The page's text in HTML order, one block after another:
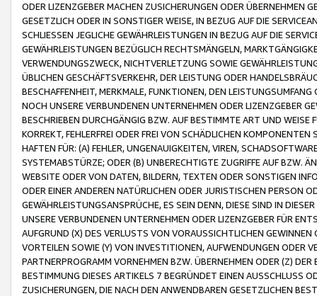
ODER LIZENZGEBER MACHEN ZUSICHERUNGEN ODER ÜBERNEHMEN
GESETZLICH ODER IN SONSTIGER WEISE, IN BEZUG AUF DIE
SCHLIESSEN JEGLICHE GEWÄHRLEISTUNGEN IN BEZUG AUF DIE
GEWÄHRLEISTUNGEN BEZÜGLICH RECHTSMÄNGELN,
VERWENDUNGSZWECK, NICHTVERLETZUNG SOWIE
ÜBLICHEN GESCHÄFTSVERKEHR, DER LEISTUNG ODER
BESCHAFFENHEIT, MERKMALE, FUNKTIONEN, DEN
NOCH UNSERE VERBUNDENEN UNTERNEHMEN ODER LIZENZGEBER
BESCHRIEBEN DURCHGÄNGIG BZW. AUF BESTIMMTE ART UND
KORREKT, FEHLERFREI ODER FREI VON SCHÄDLICHEN
HAFTEN FÜR: (A) FEHLER, UNGENAUIGKEITEN, VIREN,
SYSTEMABSTÜRZE; ODER (B) UNBERECHTIGTE ZUGRIFFE AUF BZW.
WEBSITE ODER VON DATEN, BILDERN, TEXTEN ODER SONSTIGEN
ODER EINER ANDEREN NATÜRLICHEN ODER JURISTISCHEN PERSON
GEWÄHRLEISTUNGSANSPRÜCHE, ES SEIN DENN, DIESE SIND IN
UNSERE VERBUNDENEN UNTERNEHMEN ODER LIZENZGEBER FÜR
AUFGRUND (X) DES VERLUSTS VON VORAUSSICHTLICHEN
VORTEILEN SOWIE (Y) VON INVESTITIONEN, AUFWENDUNGEN ODER
PARTNERPROGRAMM VORNEHMEN BZW. ÜBERNEHMEN ODER (Z)
BESTIMMUNG DIESES ARTIKELS 7 BEGRÜNDET EINEN AUSSCHLUSS
ZUSICHERUNGEN, DIE NACH DEN ANWENDBAREN GESETZLICHEN